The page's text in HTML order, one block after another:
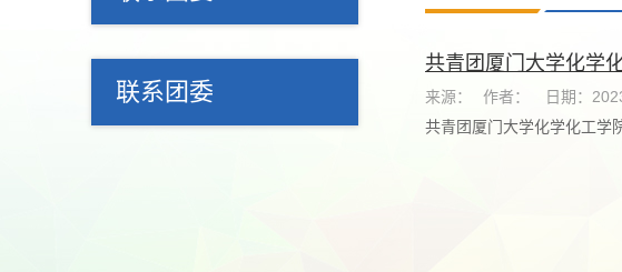
联系团委
共青团厦门大学化学
来源： 作者：
日期：
共青团厦门大学化学化工学